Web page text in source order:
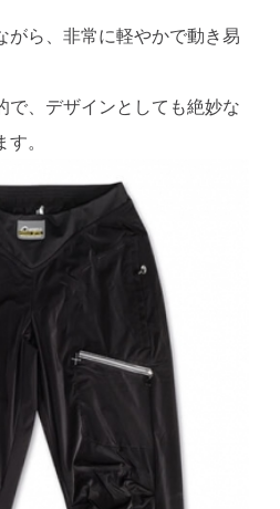
がら、非常に軽やかで動き易
で、デザインとしても絶妙な
。